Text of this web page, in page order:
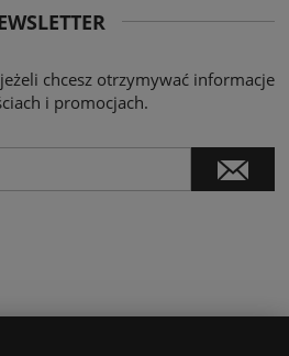
chcesz otrzymywać informacje
i promocjach.